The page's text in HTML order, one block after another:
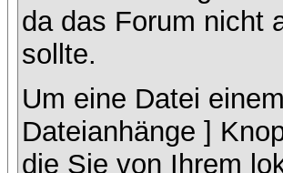
da das Forum nicht
sollte.
Um eine Datei
Dateianhänge ]
die Sie von Ihrem